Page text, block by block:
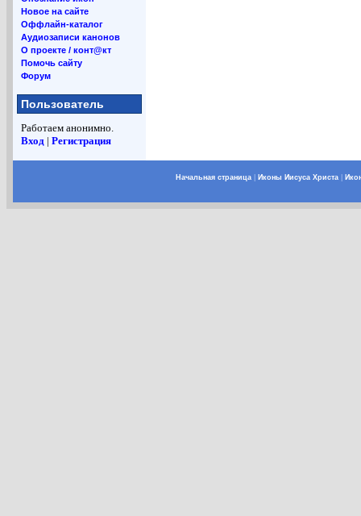
Новое на сайте
Оффлайн-каталог
Аудиозаписи канонов
О проекте / конт@кт
Помочь сайту
Форум
Пользователь
Работаем анонимно.
Вход | Регистрация
Начальная страница| Иконы Иисуса Христа|